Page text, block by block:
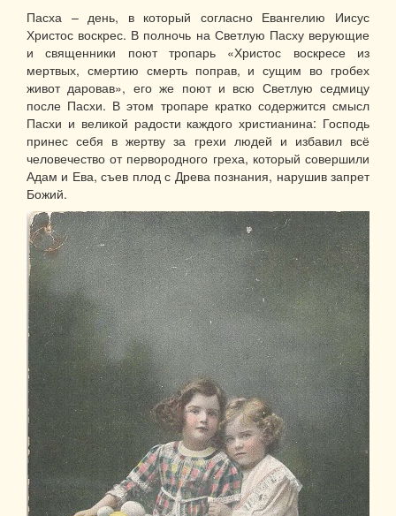
Пасха – день, в который согласно Евангелию Иисус
Христос воскрес. В полночь на Светлую Пасху верующие
и священники поют тропарь «Христос воскресе из
мертвых, смертию смерть поправ, и сущим во гробех
живот даровав», его же поют и всю Светлую седмицу
после Пасхи. В этом тропаре кратко содержится смысл
Пасхи и великой радости каждого христианина: Господь
принес себя в жертву за грехи людей и избавил всё
человечество от первородного греха, который совершили
Адам и Ева, съев плод с Древа познания, нарушив запрет
Божий.